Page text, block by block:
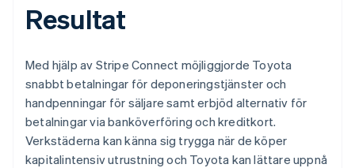
Resultat
Med hjälp av Stripe Connect möjliggjorde Toyota
snabbt betalningar för deponeringstjänster och
handpenningar för säljare samt erbjöd alternativ för
betalningar via banköverföring och kreditkort.
Verkstäderna kan känna sig trygga när de köper
kapitalintensiv utrustning och Toyota kan lättare uppnå